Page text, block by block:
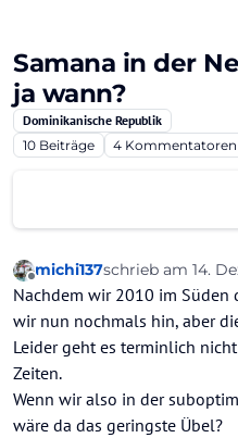
Samana in der
ja wann?
Dominikanische Republik
10 Beiträge 4 Kommentatoren
Offline
michi137schrieb am 14.
zuletzt editiert
Nachdem wir 2010 im Süden
wir nun nochmals hin, aber
Leider geht es terminlich
Zeiten.
Wenn wir also in der
wäre da das geringste Übel?